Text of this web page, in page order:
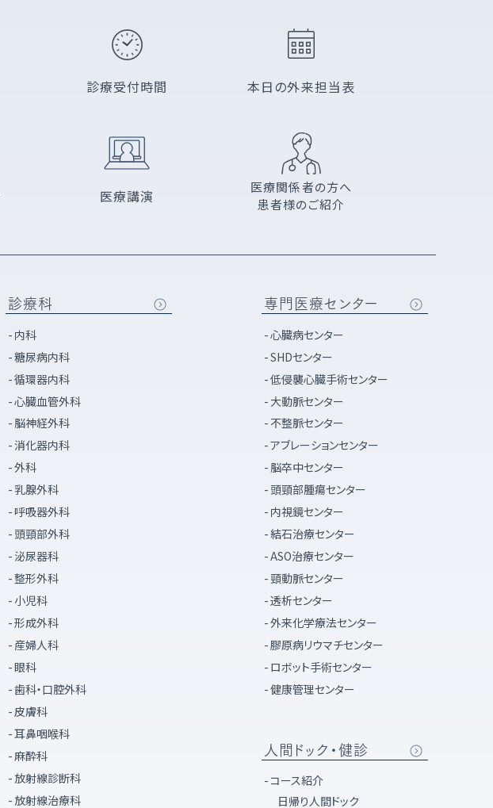
診療受付時間 本日の外来担当表
医療講演
医療関係者の方へ
患者様のご紹介
診療科
内科
糖尿病内科
循環器内科
心臓血管外科
脳神経外科
消化器内科
外科
乳腺外科
呼吸器外科
頭頸部外科
泌尿器科
整形外科
小児科
形成外科
産婦人科
眼科
歯科・口腔外科
皮膚科
耳鼻咽喉科
麻酔科
放射線診断科
放射線治療科
専門医療センター
心臓病センター
SHDセンター
低侵襲心臓手術センター
大動脈センター
不整脈センター
アブレーションセンター
脳卒中センター
頭頸部腫瘍センター
内視鏡センター
結石治療センター
ASO治療センター
頸動脈センター
透析センター
外来化学療法センター
膠原病リウマチセンター
ロボット手術センター
健康管理センター
人間ドック・健診
コース紹介
日帰り人間ドック